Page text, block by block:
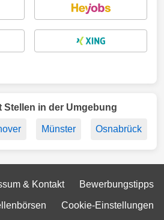
Stellen in der Umgebung
Münster Osnabrück
& Kontakt Bewerbungstipps
Cookie-Einstellungen